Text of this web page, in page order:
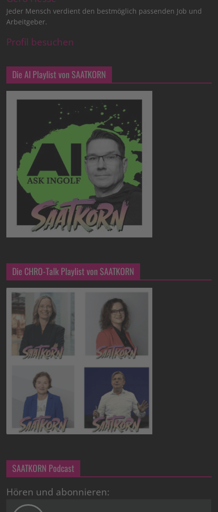
Jeder Mensch verdient den bestmöglich passenden Job und
Arbeitgeber.
Profil besuchen
Die AI Playlist von SAATKORN
Die CHRO-Talk Playlist von SAATKORN
SAATKORN Podcast
Hören und abonnieren: